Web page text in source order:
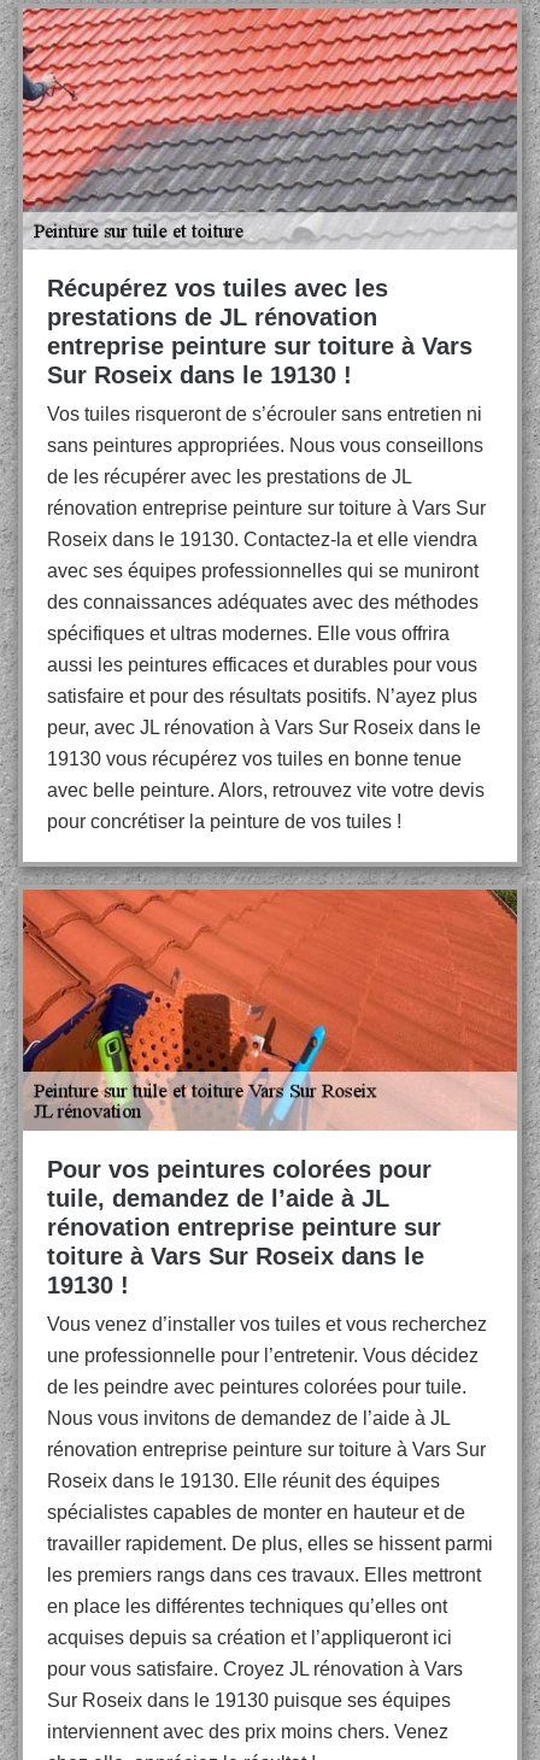
Récupérez vos tuiles avec les
prestations de JL rénovation
entreprise peinture sur toiture à Vars
Sur Roseix dans le 19130 !
Vos tuiles risqueront de s’écrouler sans entretien ni
sans peintures appropriées. Nous vous conseillons
de les récupérer avec les prestations de JL
rénovation entreprise peinture sur toiture à Vars Sur
Roseix dans le 19130. Contactez-la et elle viendra
avec ses équipes professionnelles qui se muniront
des connaissances adéquates avec des méthodes
spécifiques et ultras modernes. Elle vous offrira
aussi les peintures efficaces et durables pour vous
satisfaire et pour des résultats positifs. N’ayez plus
peur, avec JL rénovation à Vars Sur Roseix dans le
19130 vous récupérez vos tuiles en bonne tenue
avec belle peinture. Alors, retrouvez vite votre devis
pour concrétiser la peinture de vos tuiles !
Pour vos peintures colorées pour
tuile, demandez de l’aide à JL
rénovation entreprise peinture sur
toiture à Vars Sur Roseix dans le
19130 !
Vous venez d’installer vos tuiles et vous recherchez
une professionnelle pour l’entretenir. Vous décidez
de les peindre avec peintures colorées pour tuile.
Nous vous invitons de demandez de l’aide à JL
rénovation entreprise peinture sur toiture à Vars Sur
Roseix dans le 19130. Elle réunit des équipes
spécialistes capables de monter en hauteur et de
travailler rapidement. De plus, elles se hissent parmi
les premiers rangs dans ces travaux. Elles mettront
en place les différentes techniques qu’elles ont
acquises depuis sa création et l’appliqueront ici
pour vous satisfaire. Croyez JL rénovation à Vars
Sur Roseix dans le 19130 puisque ses équipes
interviennent avec des prix moins chers. Venez